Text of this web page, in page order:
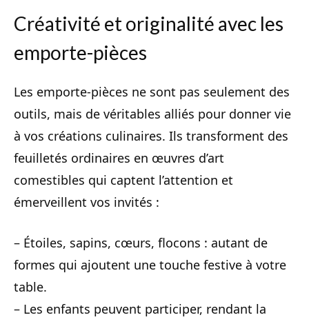
Créativité et originalité avec les
emporte-pièces
Les emporte-pièces ne sont pas seulement des
outils, mais de véritables alliés pour donner vie
à vos créations culinaires. Ils transforment des
feuilletés ordinaires en œuvres d’art
comestibles qui captent l’attention et
émerveillent vos invités :
– Étoiles, sapins, cœurs, flocons : autant de
formes qui ajoutent une touche festive à votre
table.
– Les enfants peuvent participer, rendant la